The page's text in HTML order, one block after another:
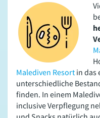
Malediven Resort in das
unterschiedliche
finden. In einem
inclusive Verpflegung